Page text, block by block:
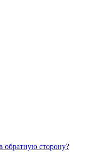
обратную сторону?